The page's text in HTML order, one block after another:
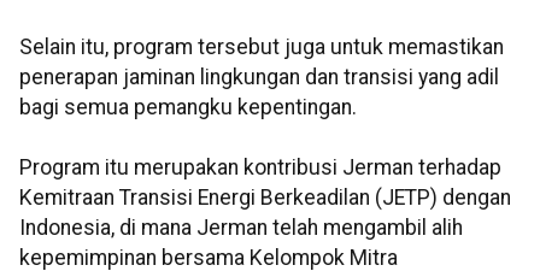
Selain itu, program tersebut juga untuk memastikan
penerapan jaminan lingkungan dan transisi yang adil
bagi semua pemangku kepentingan.
Program itu merupakan kontribusi Jerman terhadap
Kemitraan Transisi Energi Berkeadilan (JETP) dengan
Indonesia, di mana Jerman telah mengambil alih
kepemimpinan bersama Kelompok Mitra